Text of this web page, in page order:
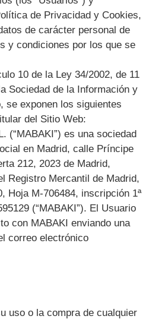
de Privacidad y Cookies,
de carácter personal de
y condiciones por los que se
10 de la Ley 34/2002, de 11
Sociedad de la Información y
se exponen los siguientes
del Sitio Web:
(“MABAKI”) es una sociedad
en Madrid, calle Príncipe
212, 2023 de Madrid,
Registro Mercantil de Madrid,
Hoja M-706484, inscripción 1ª
(“MABAKI”). El Usuario
con MABAKI enviando una
correo electrónico
uso o la compra de cualquier